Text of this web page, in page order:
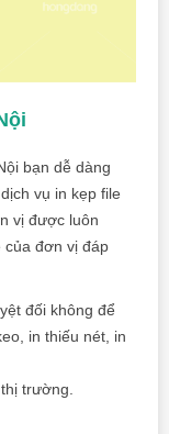
bạn dễ dàng
vụ in kẹp file
vị được luôn
của đơn vị đáp
đối không để
in thiếu nét, in
trường.